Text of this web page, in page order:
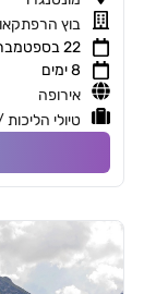
בוץ
22 בספטמבר, 2026
8 ימים
אירופה
טיולי